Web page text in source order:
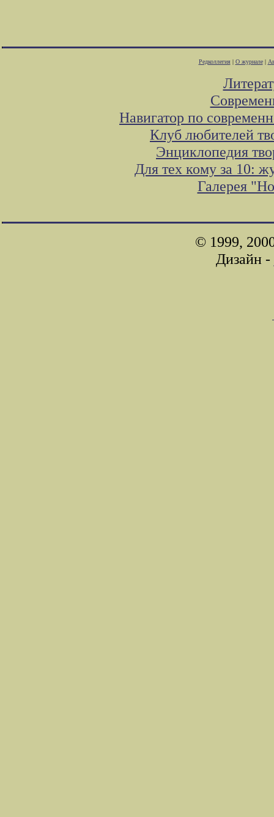
Редколлегия| О журнале|
Навигатор по
Клуб любителей
Энциклопедия
Для тех кому за 10:
Галерея
© 1999,
Дизайн -